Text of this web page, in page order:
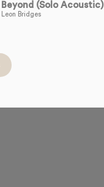
Beyond (Solo Acoustic)
Leon Bridges